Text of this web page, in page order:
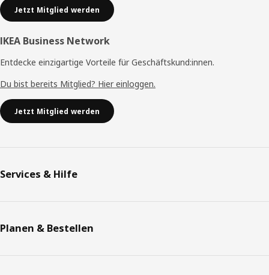
Jetzt Mitglied werden
IKEA Business Network
Entdecke einzigartige Vorteile für Geschäftskund:innen.
Du bist bereits Mitglied? Hier einloggen.
Jetzt Mitglied werden
Services & Hilfe
Planen & Bestellen